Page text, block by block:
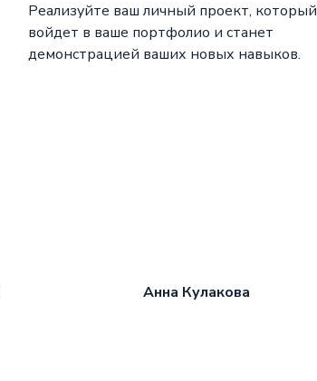
Реализуйте ваш личный проект, который
войдет в ваше портфолио и станет
демонстрацией ваших новых навыков.
Анна Кулакова